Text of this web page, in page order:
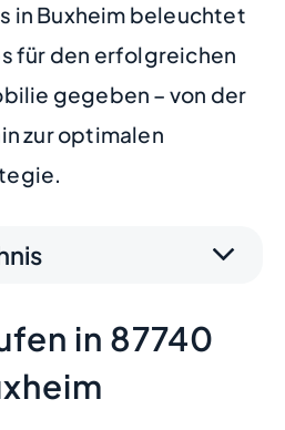
in Buxheim beleuchtet
für den erfolgreichen
gegeben – von der
zur optimalen
in 87740